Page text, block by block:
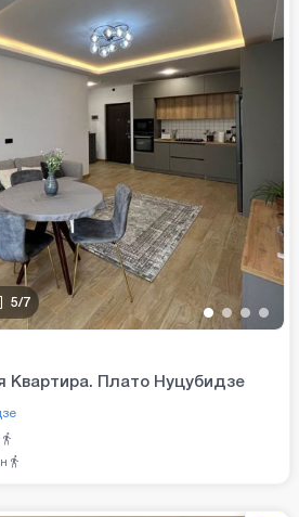
••• •
5/7
Квартира. Плато Нуцубидзе